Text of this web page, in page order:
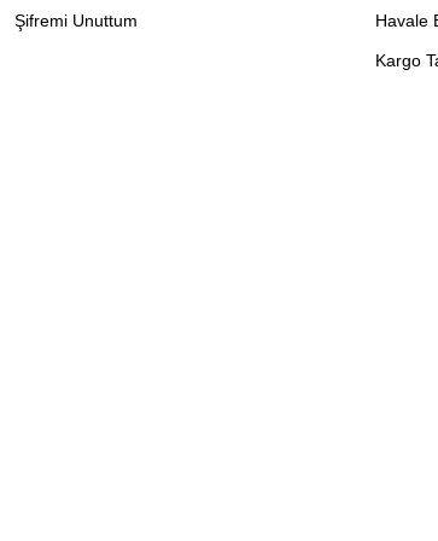
Şifremi Unuttum Havale
Kargo